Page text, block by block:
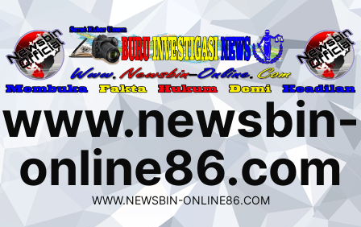
Skip
content
www.newsbin-
online86.com
WWW.NEWSBIN-ONLINE86.COM